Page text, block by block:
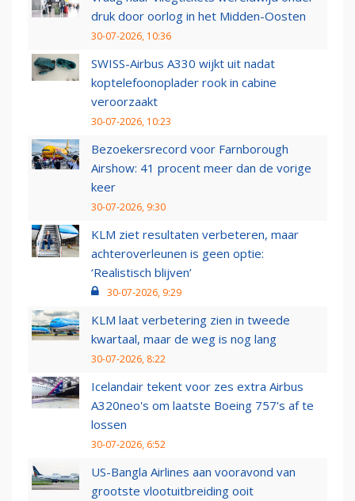
druk door oorlog in het Midden-Oosten
30-07-2026, 10:36
SWISS-Airbus A330 wijkt uit nadat
koptelefoonoplader rook in cabine
veroorzaakt
30-07-2026, 10:23
Bezoekersrecord voor Farnborough
Airshow: 41 procent meer dan de vorige
keer
30-07-2026, 9:30
KLM ziet resultaten verbeteren, maar
achteroverleunen is geen optie:
‘Realistisch blijven’
30-07-2026, 9:29
KLM laat verbetering zien in tweede
kwartaal, maar de weg is nog lang
30-07-2026, 8:22
Icelandair tekent voor zes extra Airbus
A320neo's om laatste Boeing 757's af te
lossen
30-07-2026, 6:52
US-Bangla Airlines aan vooravond van
grootste vlootuitbreiding ooit